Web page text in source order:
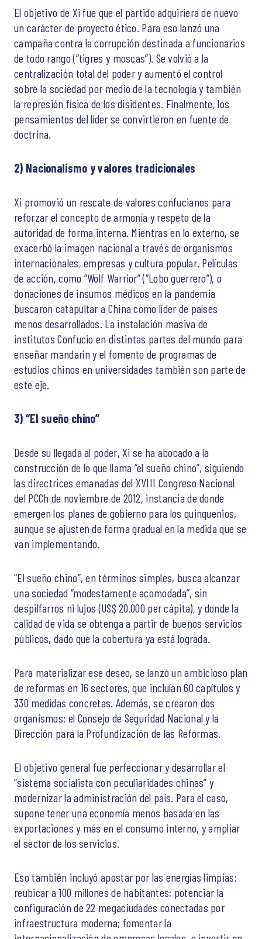
El objetivo de Xi fue que el partido adquiriera de nuevo
un carácter de proyecto ético. Para eso lanzó una
campaña contra la corrupción destinada a funcionarios
de todo rango (“tigres y moscas”). Se volvió a la
centralización total del poder y aumentó el control
sobre la sociedad por medio de la tecnología y también
la represión física de los disidentes. Finalmente, los
pensamientos del líder se convirtieron en fuente de
doctrina.
2) Nacionalismo y valores tradicionales
Xi promovió un rescate de valores confucianos para
reforzar el concepto de armonía y respeto de la
autoridad de forma interna. Mientras en lo externo, se
exacerbó la imagen nacional a través de organismos
internacionales, empresas y cultura popular. Películas
de acción, como “Wolf Warrior” (“Lobo guerrero”), o
donaciones de insumos médicos en la pandemia
buscaron catapultar a China como líder de países
menos desarrollados. La instalación masiva de
institutos Confucio en distintas partes del mundo para
enseñar mandarín y el fomento de programas de
estudios chinos en universidades también son parte de
este eje.
3) “El sueño chino”
Desde su llegada al poder, Xi se ha abocado a la
construcción de lo que llama “el sueño chino”, siguiendo
las directrices emanadas del XVIII Congreso Nacional
del PCCh de noviembre de 2012, instancia de donde
emergen los planes de gobierno para los quinquenios,
aunque se ajusten de forma gradual en la medida que se
van implementando.
“El sueño chino”, en términos simples, busca alcanzar
una sociedad “modestamente acomodada”, sin
despilfarros ni lujos (US$ 20.000 per cápita), y donde la
calidad de vida se obtenga a partir de buenos servicios
públicos, dado que la cobertura ya está lograda.
Para materializar ese deseo, se lanzó un ambicioso plan
de reformas en 16 sectores, que incluían 60 capítulos y
330 medidas concretas. Además, se crearon dos
organismos: el Consejo de Seguridad Nacional y la
Dirección para la Profundización de las Reformas.
El objetivo general fue perfeccionar y desarrollar el
“sistema socialista con peculiaridades chinas” y
modernizar la administración del país. Para el caso,
supone tener una economía menos basada en las
exportaciones y más en el consumo interno, y ampliar
el sector de los servicios.
Eso también incluyó apostar por las energías limpias;
reubicar a 100 millones de habitantes; potenciar la
configuración de 22 megaciudades conectadas por
infraestructura moderna; fomentar la